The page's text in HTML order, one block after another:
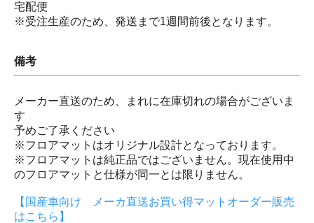
宅配便
※受注生産のため、発送まで1週間前後となります。
備考
メーカー直送のため、まれに在庫切れの場合がございま
す
予めご了承ください
※フロアマットはオリジナル設計となっております。
※フロアマットは純正品ではございません。現在使用中
のフロアマットと仕様が同一とは限りません。
【国産車向け メーカ直送お買い得マットオーダー販売
はこちら】